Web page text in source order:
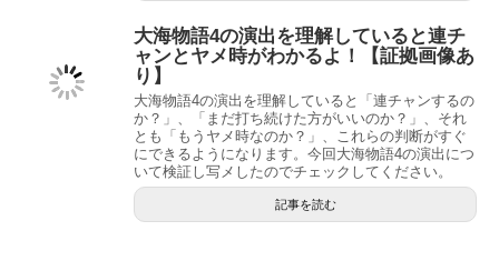
大海物語4の演出を理解していると連チ
ャンとヤメ時がわかるよ！【証拠画像あ
り】
大海物語4の演出を理解していると「連チャンするの
か？」、「まだ打ち続けた方がいいのか？」、それ
とも「もうヤメ時なのか？」、これらの判断がすぐ
にできるようになります。今回大海物語4の演出につ
いて検証し写メしたのでチェックしてください。
記事を読む